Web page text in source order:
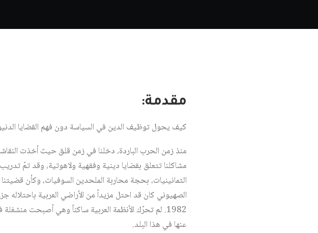
مقدمة:
كيف يحول توظيف الدين في السياسة دون فهم القضايا
منذ زمن الحرب الباردة، دخلنا في زمن قلق حيث أخذت
مشاكلنا تتعلق بقضايا دينية وفقهية ولاهوتية، وقد تمّ
الثمانينيات، بحجة محاربة الملحدين السوفيات، وكأن
1982. لم تحرّك الأنظمة العربية ساكناً وهي أصبحت
عنها في هذا البلد.